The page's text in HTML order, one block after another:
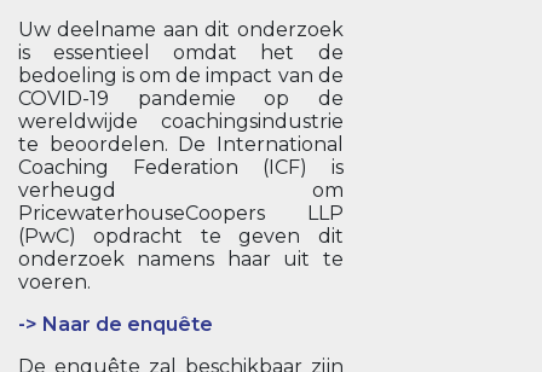
Uw deelname aan dit onderzoek
is essentieel omdat het de
bedoeling is om de impact van de
COVID-19 pandemie op de
wereldwijde coachingsindustrie
te beoordelen. De International
Coaching Federation (ICF) is
verheugd om
PricewaterhouseCoopers LLP
(PwC) opdracht te geven dit
onderzoek namens haar uit te
voeren.
-> Naar de enquête
De enquête zal beschikbaar zijn